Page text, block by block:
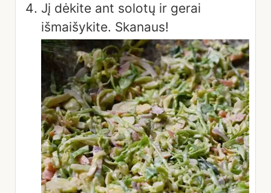
Jį dėkite ant solotų ir gerai
išmaišykite. Skanaus!